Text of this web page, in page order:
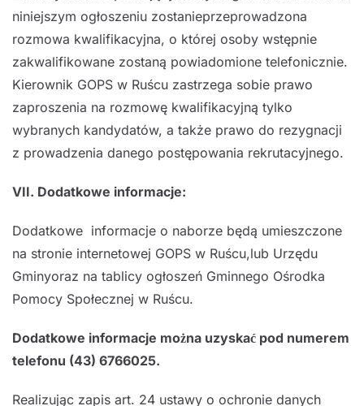
niniejszym ogłoszeniu zostanieprzeprowadzona
rozmowa kwalifikacyjna, o której osoby wstępnie
zakwalifikowane zostaną powiadomione telefonicznie.
Kierownik GOPS w Ruścu zastrzega sobie prawo
zaproszenia na rozmowę kwalifikacyjną tylko
wybranych kandydatów, a także prawo do rezygnacji
z prowadzenia danego postępowania rekrutacyjnego.
VII. Dodatkowe informacje:
Dodatkowe informacje o naborze będą umieszczone
na stronie internetowej GOPS w Ruścu,lub Urzędu
Gminyoraz na tablicy ogłoszeń Gminnego Ośrodka
Pomocy Społecznej w Ruścu.
Dodatkowe informacje można uzyskać pod numerem
telefonu (43) 6766025.
Realizując zapis art. 24 ustawy o ochronie danych